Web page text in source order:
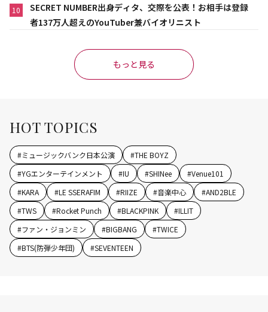
10
SECRET NUMBER出身ディタ、交際を公表！お相手は登録
者137万人超えのYouTuber兼バイオリニスト
もっと見る
HOT TOPICS
#ミュージックバンク日本公演 #THE BOYZ
#YGエンターテインメント #IU #SHINee #Venue101
#KARA #LE SSERAFIM #RIIZE #音楽中心 #AND2BLE
#TWS #Rocket Punch #BLACKPINK #ILLIT
#ファン・ジョンミン #BIGBANG #TWICE
#BTS(防弾少年団) #SEVENTEEN